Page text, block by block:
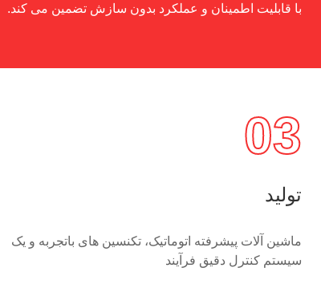
با قابلیت اطمینان و عملکرد بدون سازش تضمین می کند.
03
تولید
ماشین آلات پیشرفته اتوماتیک، تکنسین های باتجربه و یک
سیستم کنترل دقیق فرآیند